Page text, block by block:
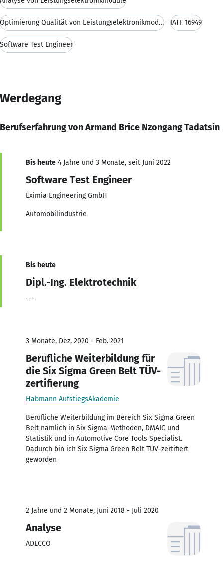
Optimierung Qualität von Leistungselektronikmodule IATF 16949
Software Test Engineer
Werdegang
Berufserfahrung von Armand Brice Nzongang Tadatsin
Bis heute 4 Jahre und 3 Monate, seit Juni 2022
Software Test Engineer
Eximia Engineering GmbH
Automobilindustrie
Bis heute
Dipl.-Ing. Elektrotechnik
---
3 Monate, Dez. 2020 - Feb. 2021
Berufliche Weiterbildung für
die Six Sigma Green Belt TÜV-
zertifierung
Habmann AufstiegsAkademie
Berufliche Weiterbildung im Bereich Six Sigma Green
Belt nämlich in Six Sigma-Methoden, DMAIC und
Statistik und in Automotive Core Tools Specialist.
Dadurch bin ich Six Sigma Green Belt TÜV-zertifiert
geworden
2 Jahre und 2 Monate, Juni 2018 - Juli 2020
Analyse
ADECCO